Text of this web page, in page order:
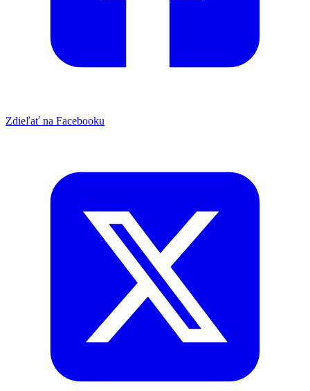
Zdieľať na Facebooku